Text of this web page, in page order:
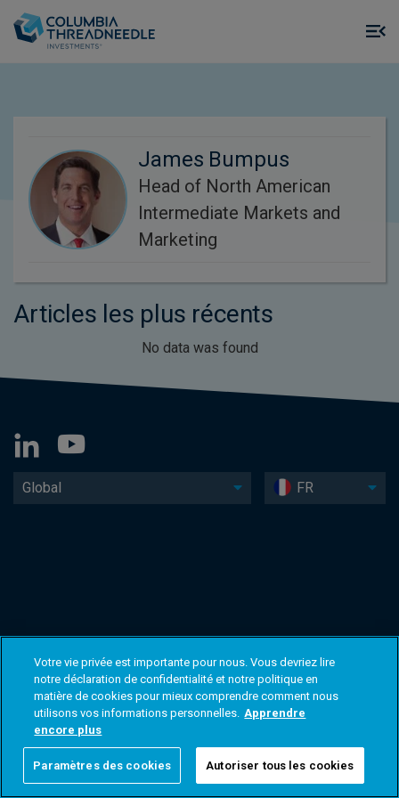
James Bumpus
Head of North American
Intermediate Markets and
Marketing
Articles les plus récents
No data was found
Global FR
Votre vie privée est importante pour nous. Vous devriez lire
notre déclaration de confidentialité et notre politique en
matière de cookies pour mieux comprendre comment nous
utilisons vos informations personnelles. Apprendre
encore plus
Paramètres des cookies Autoriser tous les cookies